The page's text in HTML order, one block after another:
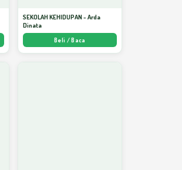
SEKOLAH KEHIDUPAN - Arda
Dinata
Beli / Baca